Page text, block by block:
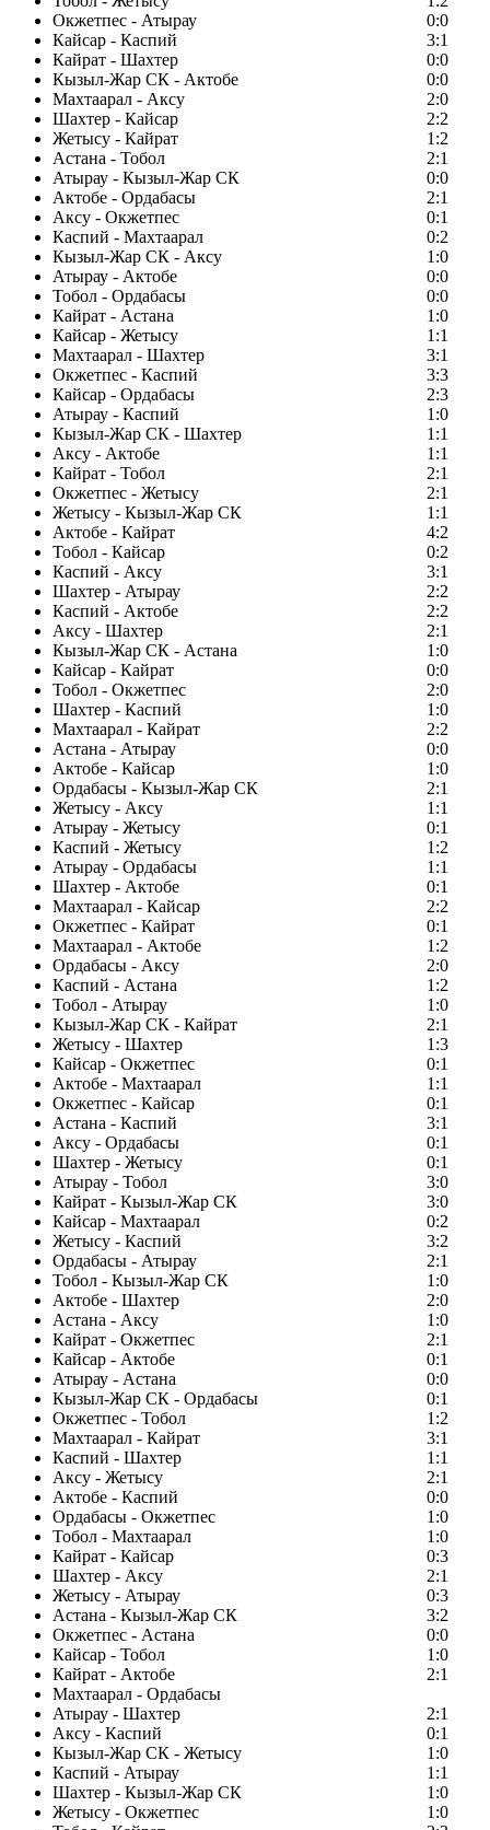
Окжетпес - Атырау
0:0
Кайсар - Каспий
3:1
Кайрат - Шахтер
0:0
Кызыл-Жар СК - Актобе
0:0
Махтаарал - Аксу
2:0
Шахтер - Кайсар
2:2
Жетысу - Кайрат
1:2
Астана - Тобол
2:1
Атырау - Кызыл-Жар СК
0:0
Актобе - Ордабасы
2:1
Аксу - Окжетпес
0:1
Каспий - Махтаарал
0:2
Кызыл-Жар СК - Аксу
1:0
Атырау - Актобе
0:0
Тобол - Ордабасы
0:0
Кайрат - Астана
1:0
Кайсар - Жетысу
1:1
Махтаарал - Шахтер
3:1
Окжетпес - Каспий
3:3
Кайсар - Ордабасы
2:3
Атырау - Каспий
1:0
Кызыл-Жар СК - Шахтер
1:1
Аксу - Актобе
1:1
Кайрат - Тобол
2:1
Окжетпес - Жетысу
2:1
Жетысу - Кызыл-Жар СК
1:1
Актобе - Кайрат
4:2
Тобол - Кайсар
0:2
Каспий - Аксу
3:1
Шахтер - Атырау
2:2
Каспий - Актобе
2:2
Аксу - Шахтер
2:1
Кызыл-Жар СК - Астана
1:0
Кайсар - Кайрат
0:0
Тобол - Окжетпес
2:0
Шахтер - Каспий
1:0
Махтаарал - Кайрат
2:2
Астана - Атырау
0:0
Актобе - Кайсар
1:0
Ордабасы - Кызыл-Жар СК
2:1
Жетысу - Аксу
1:1
Атырау - Жетысу
0:1
Каспий - Жетысу
1:2
Атырау - Ордабасы
1:1
Шахтер - Актобе
0:1
Махтаарал - Кайсар
2:2
Окжетпес - Кайрат
0:1
Махтаарал - Актобе
1:2
Ордабасы - Аксу
2:0
Каспий - Астана
1:2
Тобол - Атырау
1:0
Кызыл-Жар СК - Кайрат
2:1
Жетысу - Шахтер
1:3
Кайсар - Окжетпес
0:1
Актобе - Махтаарал
1:1
Окжетпес - Кайсар
0:1
Астана - Каспий
3:1
Аксу - Ордабасы
0:1
Шахтер - Жетысу
0:1
Атырау - Тобол
3:0
Кайрат - Кызыл-Жар СК
3:0
Кайсар - Махтаарал
0:2
Жетысу - Каспий
3:2
Ордабасы - Атырау
2:1
Тобол - Кызыл-Жар СК
1:0
Актобе - Шахтер
2:0
Астана - Аксу
1:0
Кайрат - Окжетпес
2:1
Кайсар - Актобе
0:1
Атырау - Астана
0:0
Кызыл-Жар СК - Ордабасы
0:1
Окжетпес - Тобол
1:2
Махтаарал - Кайрат
3:1
Каспий - Шахтер
1:1
Аксу - Жетысу
2:1
Актобе - Каспий
0:0
Ордабасы - Окжетпес
1:0
Тобол - Махтаарал
1:0
Кайрат - Кайсар
0:3
Шахтер - Аксу
2:1
Жетысу - Атырау
0:3
Астана - Кызыл-Жар СК
3:2
Окжетпес - Астана
0:0
Кайсар - Тобол
1:0
Кайрат - Актобе
2:1
Махтаарал - Ордабасы
Атырау - Шахтер
2:1
Аксу - Каспий
0:1
Кызыл-Жар СК - Жетысу
1:0
Каспий - Атырау
1:1
Шахтер - Кызыл-Жар СК
1:0
Жетысу - Окжетпес
1:0